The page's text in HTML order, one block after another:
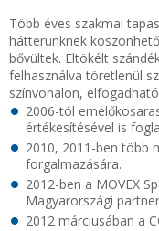
Több éves szakmai
hátterünknek
bővültek. Eltökélt
felhasználva töretlenül
színvonalon,
2006-tól
értékesítésével is
2010, 2011-ben több
forgalmazására.
2012-ben a MOVEX
Magyarországi
2012 márciusában a